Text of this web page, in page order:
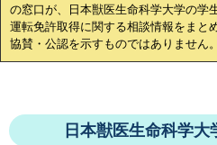
の窓口が、
日本獣医生命科学大学の学
運転免許取得に関する相談情報をまと
協賛・公認を示すものではありません。
日本獣医生命科学